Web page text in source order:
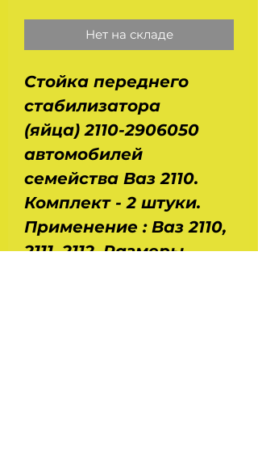
Нет на складе
Стойка переднего
стабилизатора
(яйца) 2110-2906050
автомобилей
семейства Ваз 2110.
Комплект - 2 штуки.
Применение : Ваз 2110,
2111, 2112. Размеры